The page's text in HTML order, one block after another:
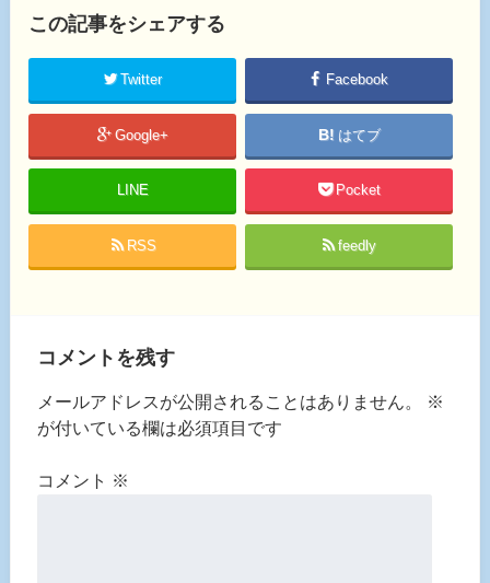
この記事をシェアする
Twitter Facebook
Google+ はてブ
LINE Pocket
RSS feedly
コメントを残す
メールアドレスが公開されることはありません。
※
が付いている欄は必須項目です
コメント ※